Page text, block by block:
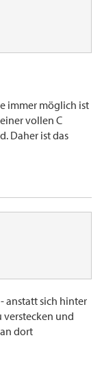
immer möglich ist
vollen C
Daher ist das
anstatt sich hinter
verstecken und
dort